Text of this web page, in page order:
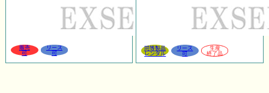
販売
可
リース
可
同等製品
レンタル
リース
可
生産
終了品